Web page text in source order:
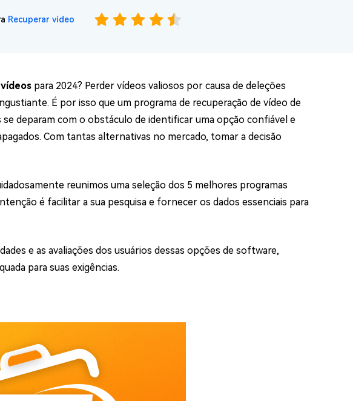
arquivos duplicados e limpar arquivos inúteis no Mac
Boot Genius
Grátis
Erros de Mac Grátis
Recuperar vídeo
para 2024? Perder vídeos valiosos por causa de deleções
É por isso que um programa de recuperação de vídeo de
deparam com o obstáculo de identificar uma opção confiável e
Com tantas alternativas no mercado, tomar a decisão
reunimos uma seleção dos 5 melhores programas
é facilitar a sua pesquisa e fornecer os dados essenciais para
e as avaliações dos usuários dessas opções de software,
para suas exigências.